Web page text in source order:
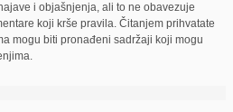
i objašnjenja, ali to ne obavezuje
koji krše pravila. Čitanjem prihvatate
mogu biti pronađeni sadržaji koji mogu